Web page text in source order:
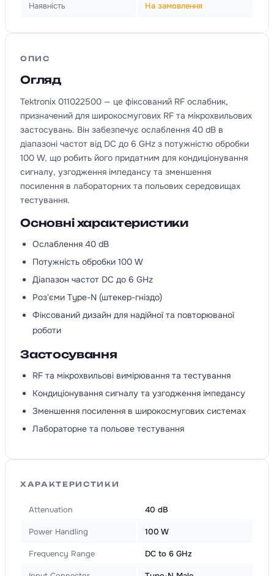
Наявність На замовлення
ОПИС
Огляд
Tektronix 011022500 — це фіксований RF ослабник,
призначений для широкосмугових RF та мікрохвильових
застосувань. Він забезпечує ослаблення 40 dB в
діапазоні частот від DC до 6 GHz з потужністю обробки
100 W, що робить його придатним для кондиціонування
сигналу, узгодження імпедансу та зменшення
посилення в лабораторних та польових середовищах
тестування.
Основні характеристики
Ослаблення 40 dB
Потужність обробки 100 W
Діапазон частот DC до 6 GHz
Роз'єми Type-N (штекер-гніздо)
Фіксований дизайн для надійної та повторюваної
роботи
Застосування
RF та мікрохвильові вимірювання та тестування
Кондиціонування сигналу та узгодження імпедансу
Зменшення посилення в широкосмугових системах
Лабораторне та польове тестування
ХАРАКТЕРИСТИКИ
Attenuation 40 dB
Power Handling 100 W
Frequency Range DC to 6 GHz